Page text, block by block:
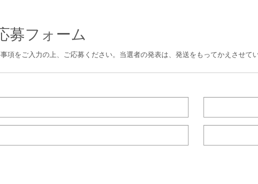
フォーム
項をご入力の上、ご応募ください。当選者の発表は、発送をもってかえさせて